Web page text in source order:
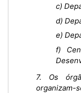
c)
d)
e)
f)
7. Os